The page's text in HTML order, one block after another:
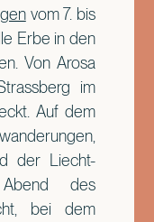
vom 7. bis
Erbe in den
Von Arosa
im
Auf dem
der Liecht-
des
bei dem